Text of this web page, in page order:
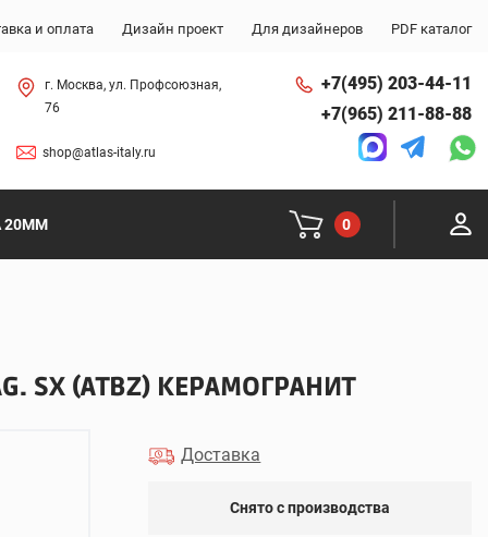
и оплата Дизайн проект Для дизайнеров PDF каталог
г. Москва, ул. Профсоюзная,
76
shop@atlas-italy.ru
+7(495) 203-44-11
+7(965) 211-88-88
20MM 0
SX (ATBZ) КЕРАМОГРАНИТ
Доставка
Снято с производства